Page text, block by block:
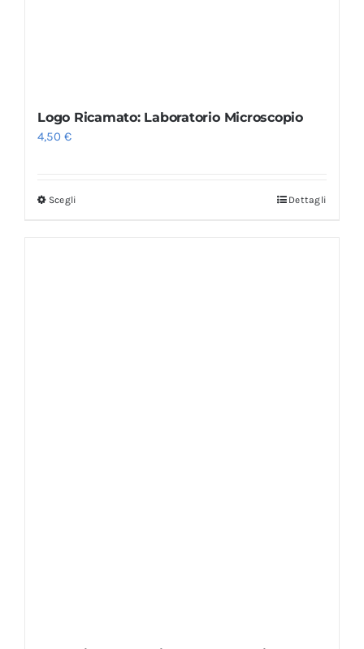
Logo Ricamato: Laboratorio Microscopio
4,50€
Scegli Dettagli